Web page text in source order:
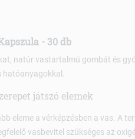
- 30 db
natúr vastartalmú gombát és
hatóanyagokkal.
játszó elemek
eleme a vérképzésben a vas. A
vasbevitel szükséges az